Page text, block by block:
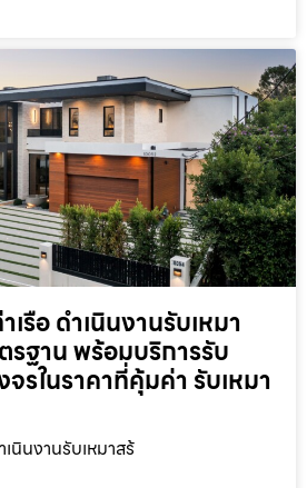
เรือ ดำเนินงานรับเหมา
รฐาน พร้อมบริการรับ
รในราคาที่คุ้มค่า รับเหมา
เนินงานรับเหมาสร้